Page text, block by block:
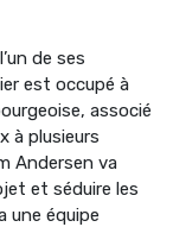
de ses
est occupé à
associé
à plusieurs
Andersen va
et séduire les
une équipe